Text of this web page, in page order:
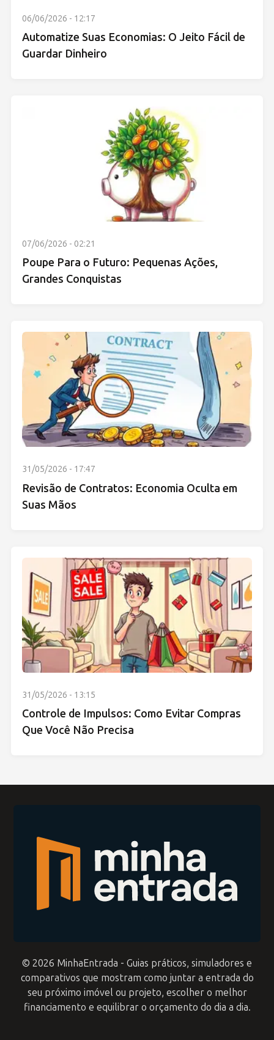
06/06/2026 - 12:17
Automatize Suas Economias: O Jeito Fácil de
Guardar Dinheiro
07/06/2026 - 02:21
Poupe Para o Futuro: Pequenas Ações,
Grandes Conquistas
31/05/2026 - 17:47
Revisão de Contratos: Economia Oculta em
Suas Mãos
31/05/2026 - 13:15
Controle de Impulsos: Como Evitar Compras
Que Você Não Precisa
© 2026 MinhaEntrada - Guias práticos, simuladores e
comparativos que mostram como juntar a entrada do
seu próximo imóvel ou projeto, escolher o melhor
financiamento e equilibrar o orçamento do dia a dia.